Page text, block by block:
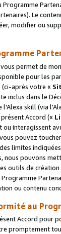
Programme
Le
modifier ou
permet de
pour les
(ci-après votre «
inclus dans le
l'Alexa skill (via
Accord («
interagissent
pouvez
limites
nous pouvons
outils de
ou contenu
au
Accord pour
promptement